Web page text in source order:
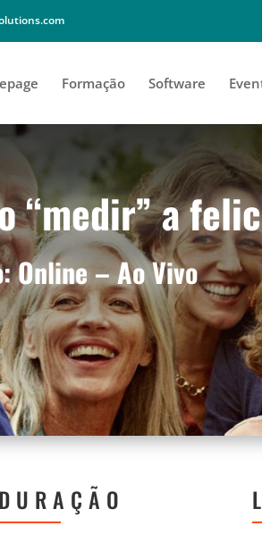
Formação Software
“medir” a
Online – Ao Vivo
DURAÇÃO